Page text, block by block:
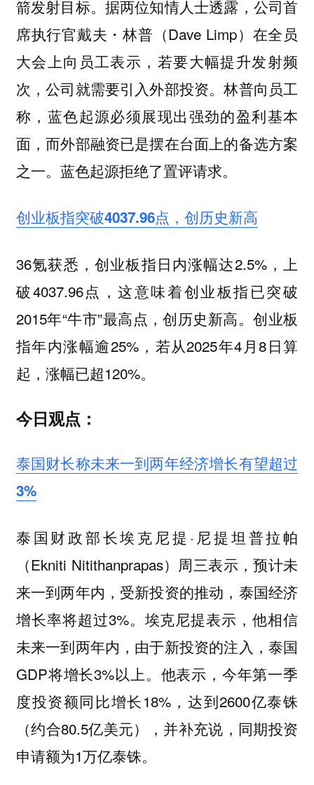
箭发射目标。据两位知情人士透露，公司首
席执行官戴夫・林普（Dave Limp）在全员
大会上向员工表示，若要大幅提升发射频
次，公司就需要引入外部投资。林普向员工
称，蓝色起源必须展现出强劲的盈利基本
面，而外部融资已是摆在台面上的备选方案
之一。蓝色起源拒绝了置评请求。
创业板指突破4037.96点，创历史新高
36氪获悉，创业板指日内涨幅达2.5%，上
破4037.96点，这意味着创业板指已突破
2015年“牛市”最高点，创历史新高。创业板
指年内涨幅逾25%，若从2025年4月8日算
起，涨幅已超120%。
今日观点：
泰国财长称未来一到两年经济增长有望超过
3%
泰国财政部长埃克尼提·尼提坦普拉帕
（Ekniti Nitithanprapas）周三表示，预计未
来一到两年内，受新投资的推动，泰国经济
增长率将超过3%。埃克尼提表示，他相信
未来一到两年内，由于新投资的注入，泰国
GDP将增长3%以上。他表示，今年第一季
度投资额同比增长18%，达到2600亿泰铢
（约合80.5亿美元），并补充说，同期投资
申请额为1万亿泰铢。